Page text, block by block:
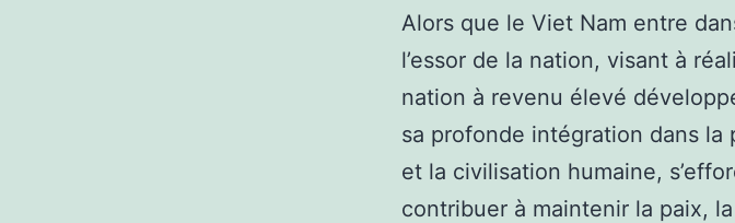
Alors que le Viet Nam entre
l’essor de la nation, visant à
nation à revenu élevé
sa profonde intégration dans la
et la civilisation humaine,
contribuer à maintenir la paix,